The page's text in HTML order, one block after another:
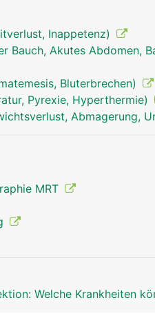
Inappetenz)
Bauch, Akutes Abdomen,
Bluterbrechen)
Pyrexie, Hyperthermie)
Abmagerung,
MRT
Welche Krankheiten